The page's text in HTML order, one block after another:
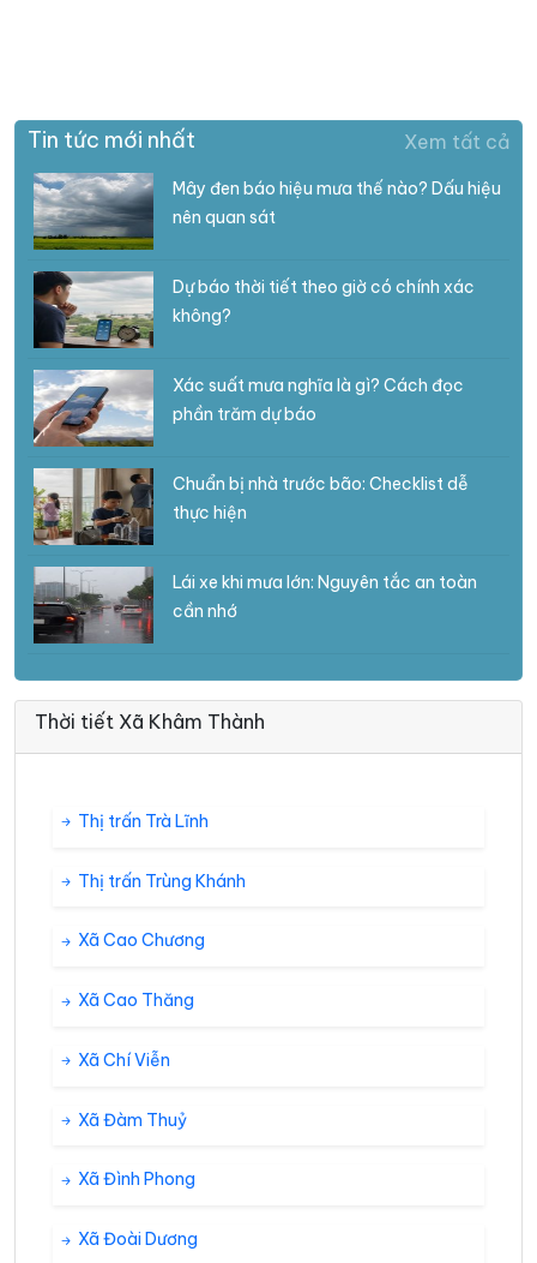
Tin tức mới nhất Xem tất cả
Mây đen báo hiệu mưa thế nào? Dấu hiệu
nên quan sát
Dự báo thời tiết theo giờ có chính xác
không?
Xác suất mưa nghĩa là gì? Cách đọc
phần trăm dự báo
Chuẩn bị nhà trước bão: Checklist dễ
thực hiện
Lái xe khi mưa lớn: Nguyên tắc an toàn
cần nhớ
Thời tiết Xã Khâm Thành
Thị trấn Trà Lĩnh
Thị trấn Trùng Khánh
Xã Cao Chương
Xã Cao Thăng
Xã Chí Viễn
Xã Đàm Thuỷ
Xã Đình Phong
Xã Đoài Dương